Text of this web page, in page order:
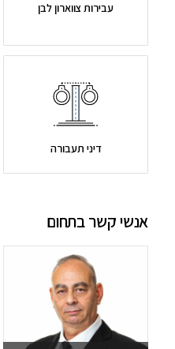
עבירות צווארון לבן
דיני תעבורה
אנשי קשר בתחום